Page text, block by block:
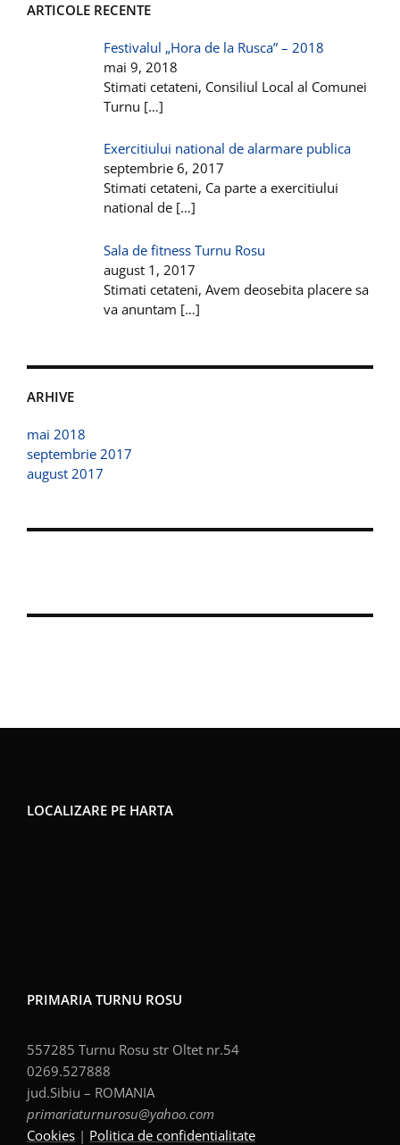
ARTICOLE RECENTE
Festivalul „Hora de la Rusca” – 2018
mai 9, 2018
Stimati cetateni, Consiliul Local al Comunei
Turnu […]
Exercitiului national de alarmare publica
septembrie 6, 2017
Stimati cetateni, Ca parte a exercitiului
national de […]
Sala de fitness Turnu Rosu
august 1, 2017
Stimati cetateni, Avem deosebita placere sa
va anuntam […]
ARHIVE
mai 2018
septembrie 2017
august 2017
LOCALIZARE PE HARTA
PRIMARIA TURNU ROSU
557285 Turnu Rosu str Oltet nr.54
0269.527888
jud.Sibiu – ROMANIA
primariaturnurosu@yahoo.com
Cookies | Politica de confidentialitate